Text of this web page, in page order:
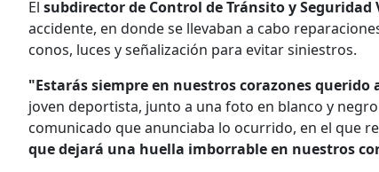
El subdirector de Control de Tránsito y Seguridad
accidente, en donde se llevaban a cabo
conos, luces y señalización para evitar siniestros.
"Estarás siempre en nuestros corazones querido
joven deportista, junto a una foto en blanco y
comunicado que anunciaba lo ocurrido, en el que
que dejará una huella imborrable en nuestros